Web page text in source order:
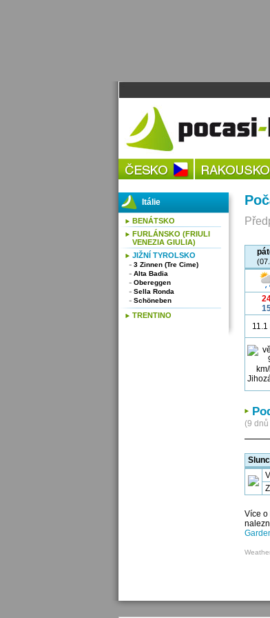
11.1
(9 dnů
Více o
Itálie
BENÁTSKO
FURLÁNSKO (FRIULI
VENEZIA GIULIA)
JIŽNÍ TYROLSKO
3 Zinnen (Tre Cime)
Alta Badia
Obereggen
Sella Ronda
Schöneben
TRENTINO